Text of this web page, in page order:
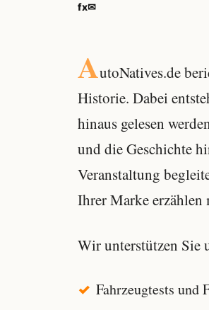
fx✉
AutoNatives.de
Historie. Dabei
hinaus gelesen
und die Geschichte
Veranstaltung
Ihrer Marke erzählen
Wir unterstützen Sie
Fahrzeugtests und